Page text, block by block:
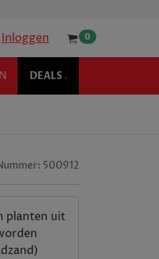
Inloggen 0
DEALS .
500912
planten uit